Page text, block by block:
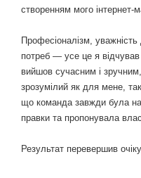
створенням мого
Професіоналізм, уважність
потреб — усе це я відчував
вийшов сучасним і
зрозумілий як для мене,
що команда завжди була на
правки та пропонувала
Результат перевершив